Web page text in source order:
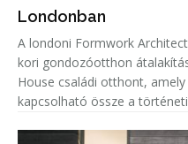
Londonban
A londoni Formwork
kori gondozóotthon
House családi otthont,
kapcsolható össze a